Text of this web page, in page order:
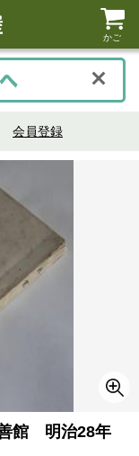
かご
会員登録
館 明治28年